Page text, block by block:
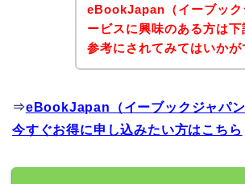
eBookJapan（イーブック
ービスに興味のある方は
参考にされてみてはいかが
⇒eBookJapan（イーブックジャパ
今すぐお得に申し込みたい方はこちら